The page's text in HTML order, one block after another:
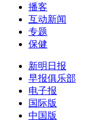
播客
互动新闻
专题
保健
新明日报
早报俱乐部
电子报
国际版
中国版